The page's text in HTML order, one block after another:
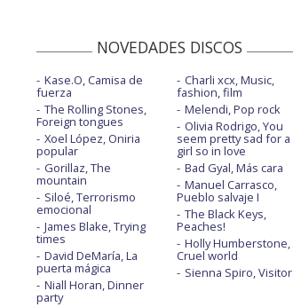
NOVEDADES DISCOS
Kase.O, Camisa de
fuerza
The Rolling Stones,
Foreign tongues
Xoel López, Oniria
popular
Gorillaz, The
mountain
Siloé, Terrorismo
emocional
James Blake, Trying
times
David DeMaría, La
puerta mágica
Niall Horan, Dinner
party
Charli xcx, Music,
fashion, film
Melendi, Pop rock
Olivia Rodrigo, You
seem pretty sad for a
girl so in love
Bad Gyal, Más cara
Manuel Carrasco,
Pueblo salvaje I
The Black Keys,
Peaches!
Holly Humberstone,
Cruel world
Sienna Spiro, Visitor